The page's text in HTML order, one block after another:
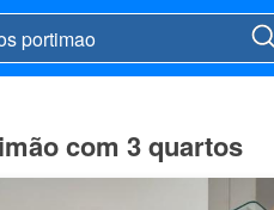
com 3 quartos